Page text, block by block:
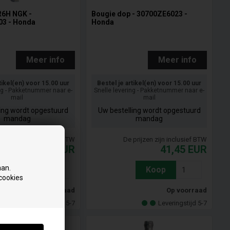
NGK -
- Honda
Meer info
voor 15.00 uur
- Pakketnummer naar e-
mail
wordt opgestuurd
mandag
prijzen zijn inclusief BTW
EUR
Op voorraad
Leveringstijd 5-7
Bougie dop - 30700ZE6023 -
Honda
Meer info
Bestel je artikel(en) voor 15.00 uur
Snelle levering - Pakketnummer naar e-
mail
Uw bestelling wordt opgestuurd
mandag
De prijzen zijn inclusief BTW
41,45 EUR
Koop
Op voorraad
Leveringstijd 5-7